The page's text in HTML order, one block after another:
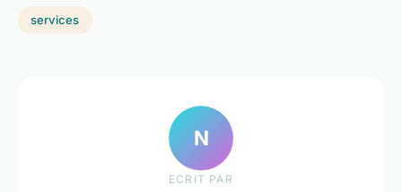
services
N
ECRIT PAR